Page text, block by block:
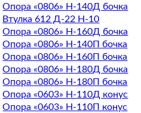
Опора «0806» Н-140Д бочка
Втулка 612 Д-22 Н-10
Опора «0806» Н-160Д бочка
Опора «0806» Н-140П бочка
Опора «0806» Н-160П бочка
Опора «0806» Н-180Д бочка
Опора «0806» Н-180П бочка
Опора «0603» Н-110Д конус
Опора «0603» Н-110П конус